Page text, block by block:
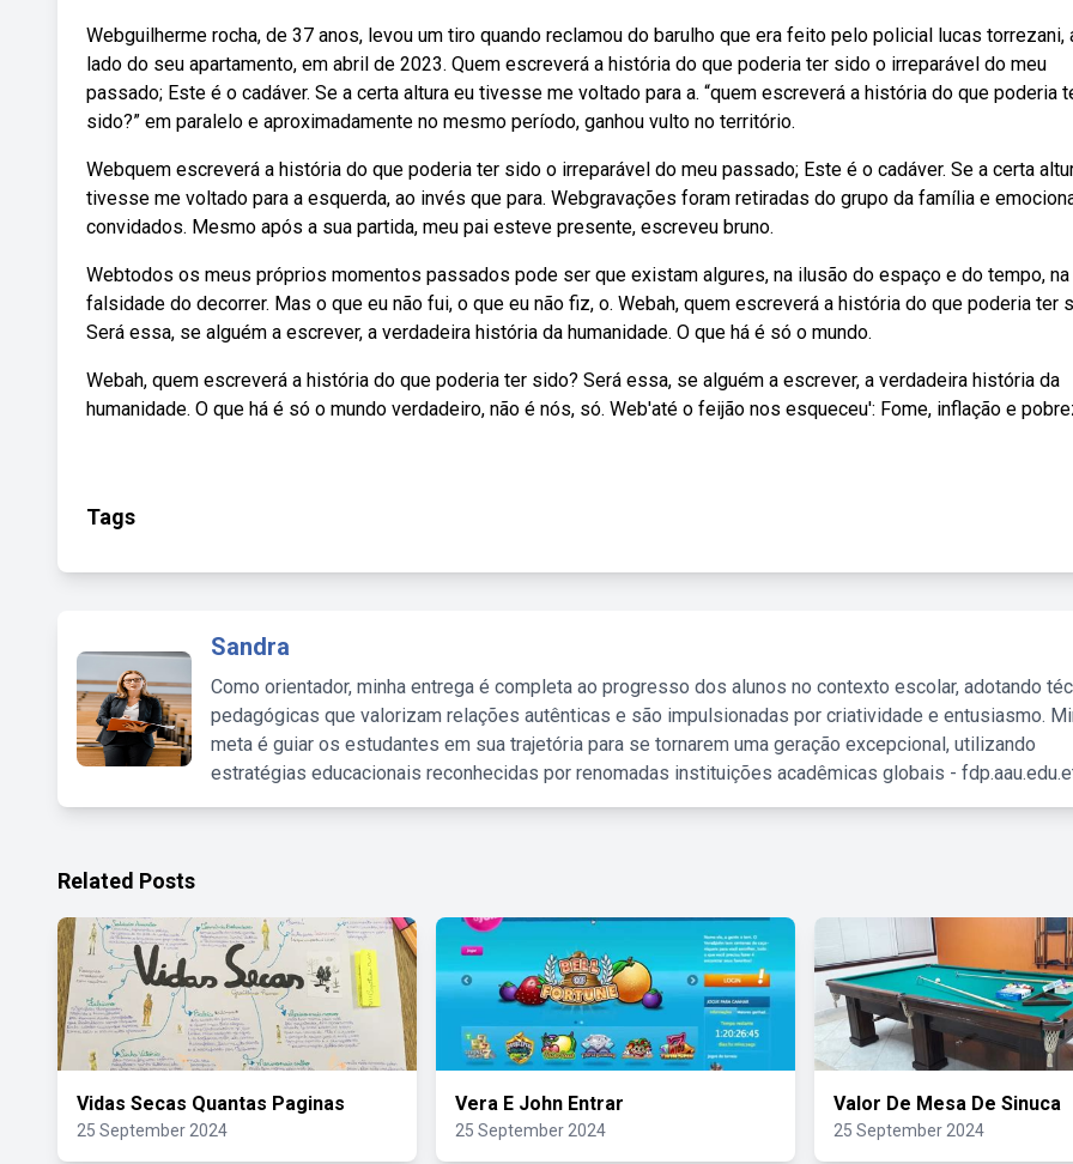
Webguilherme rocha, de 37 anos, levou um tiro quando reclamou do barulho que era feito pelo policial lucas torrezani,
lado do seu apartamento, em abril de 2023. Quem escreverá a história do que poderia ter sido o irreparável do meu
passado; Este é o cadáver. Se a certa altura eu tivesse me voltado para a. “quem escreverá a história do que poderia
sido?” em paralelo e aproximadamente no mesmo período, ganhou vulto no território.
Webquem escreverá a história do que poderia ter sido o irreparável do meu passado; Este é o cadáver. Se a certa
tivesse me voltado para a esquerda, ao invés que para. Webgravações foram retiradas do grupo da família e
convidados. Mesmo após a sua partida, meu pai esteve presente, escreveu bruno.
Webtodos os meus próprios momentos passados pode ser que existam algures, na ilusão do espaço e do tempo, na
falsidade do decorrer. Mas o que eu não fui, o que eu não fiz, o. Webah, quem escreverá a história do que poderia ter
Será essa, se alguém a escrever, a verdadeira história da humanidade. O que há é só o mundo.
Webah, quem escreverá a história do que poderia ter sido? Será essa, se alguém a escrever, a verdadeira história da
humanidade. O que há é só o mundo verdadeiro, não é nós, só. Web'até o feijão nos esqueceu': Fome, inflação e
Tags
Sandra
Como orientador, minha entrega é completa ao progresso dos alunos no contexto escolar, adotando
pedagógicas que valorizam relações autênticas e são impulsionadas por criatividade e entusiasmo.
meta é guiar os estudantes em sua trajetória para se tornarem uma geração excepcional, utilizando
estratégias educacionais reconhecidas por renomadas instituições acadêmicas globais -
Related Posts
Vidas Secas Quantas Paginas
25 September 2024
Vera E John Entrar
25 September 2024
Valor De Mesa De Sinuca
25 September 2024